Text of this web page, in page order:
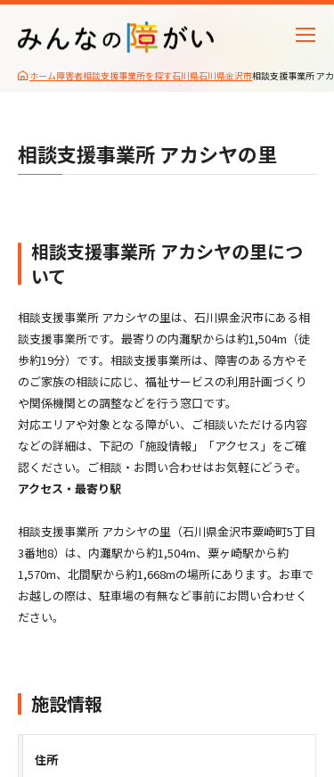
ホーム障害者相談支援事業所を探す石川県石川県金沢市相談支援事業所 アカ
相談支援事業所 アカシヤの里
相談支援事業所 アカシヤの里につ
いて
相談支援事業所 アカシヤの里は、石川県金沢市にある相
談支援事業所です。最寄りの内灘駅からは約1,504m（徒
歩約19分）です。相談支援事業所は、障害のある方やそ
のご家族の相談に応じ、福祉サービスの利用計画づくり
や関係機関との調整などを行う窓口です。
対応エリアや対象となる障がい、ご相談いただける内容
などの詳細は、下記の「施設情報」「アクセス」をご確
認ください。ご相談・お問い合わせはお気軽にどうぞ。
アクセス・最寄り駅
相談支援事業所 アカシヤの里（石川県金沢市粟崎町5丁目
3番地8）は、内灘駅から約1,504m、粟ヶ崎駅から約
1,570m、北間駅から約1,668mの場所にあります。お車で
お越しの際は、駐車場の有無など事前にお問い合わせく
ださい。
施設情報
住所